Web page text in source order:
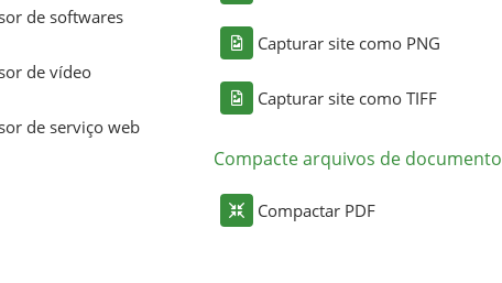
de softwares
de vídeo
de serviço web
Capturar site como PNG
Capturar site como TIFF
Compacte arquivos de documento
Compactar PDF